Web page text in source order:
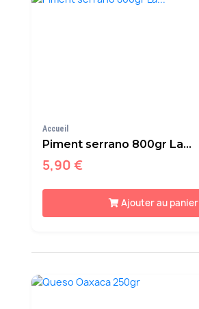
Accueil
Piment serrano 800gr La...
5,90 €
Ajouter au panier